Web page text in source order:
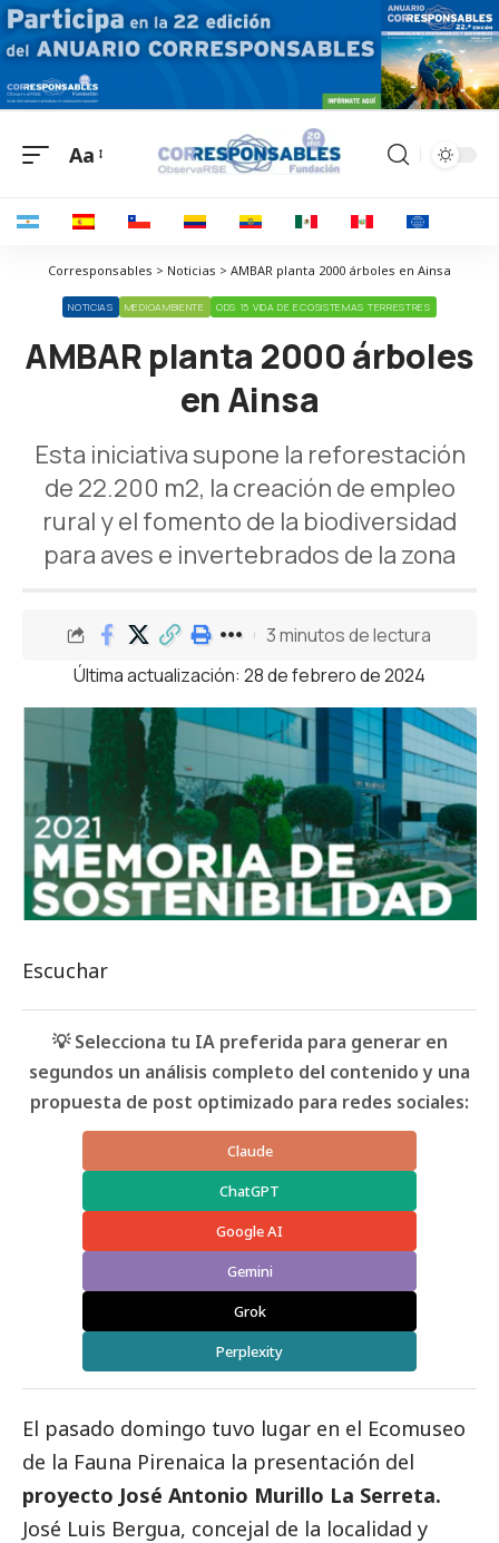
Aa
Corresponsables > Noticias > AMBAR planta 2000 árboles en Ainsa
NOTICIAS MEDIOAMBIENTE ODS 15 VIDA DE ECOSISTEMAS TERRESTRES
AMBAR planta 2000 árboles
en Ainsa
Esta iniciativa supone la reforestación
de 22.200 m2, la creación de empleo
rural y el fomento de la biodiversidad
para aves e invertebrados de la zona
Última actualización: 28 de febrero de 2024
3 minutos de lectura
Escuchar
💡 Selecciona tu IA preferida para generar en
segundos un análisis completo del contenido y una
propuesta de post optimizado para redes sociales:
Claude
ChatGPT
Google AI
Gemini
Grok
Perplexity
El pasado domingo tuvo lugar en el Ecomuseo
de la Fauna Pirenaica la presentación del
proyecto José Antonio Murillo La Serreta.
José Luis Bergua, concejal de la localidad y